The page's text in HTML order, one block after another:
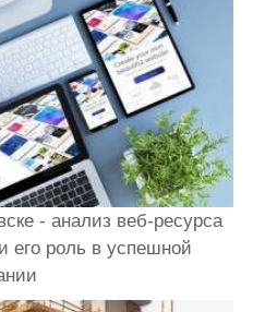
- анализ веб-ресурса
его роль в успешной